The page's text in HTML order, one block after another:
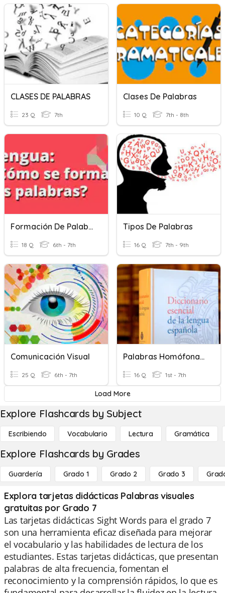
CLASES DE PALABRAS
23 Q 7th
Clases De Palabras
10 Q 7th - 8th
Formación De Palabras
18 Q 6th - 7th
Tipos De Palabras
16 Q 7th - 9th
Comunicación Visual
25 Q 6th - 7th
Palabras Homófonas. Lorca
16 Q 1st - 7th
Load More
Explore Flashcards by Subject
Escribiendo Vocabulario Lectura Gramática
Explore Flashcards by Grades
Guardería Grado 1 Grado 2 Grado 3
Explora tarjetas didácticas Palabras visuales
gratuitas por Grado 7
Las tarjetas didácticas Sight Words para el grado 7
son una herramienta eficaz diseñada para mejorar
el vocabulario y las habilidades de lectura de los
estudiantes. Estas tarjetas didácticas, que presentan
palabras de alta frecuencia, fomentan el
reconocimiento y la comprensión rápidos, lo que es